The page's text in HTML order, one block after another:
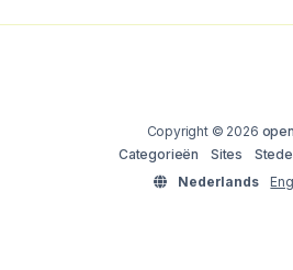
Copyright © 2026
Categorieën
Sites
Nederlands